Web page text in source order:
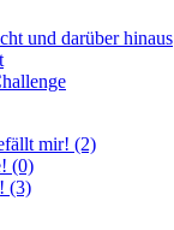
und darüber hinaus
mir! (2)
(0)
(3)